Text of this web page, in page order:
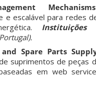
e escalável para redes
Instituições
Spare Parts
suprimentos de peças
em web